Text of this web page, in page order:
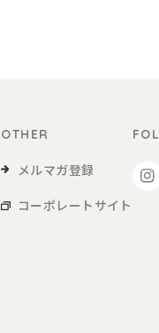
OTHER
メルマガ登録
コーポレートサイト